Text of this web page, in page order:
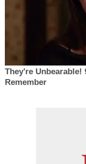
They're Unbearable!
Remember